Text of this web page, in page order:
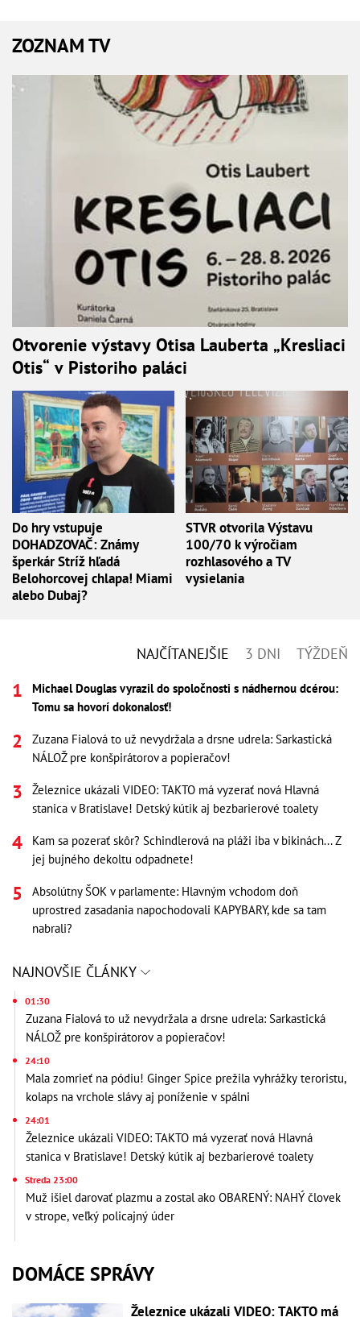
ZOZNAM TV
Otvorenie výstavy Otisa Lauberta „Kresliaci
Otis“ v Pistoriho paláci
Do hry vstupuje
DOHADZOVAČ: Známy
šperkár Stríž hľadá
Belohorcovej chlapa! Miami
alebo Dubaj?
STVR otvorila Výstavu
100/70 k výročiam
rozhlasového a TV
vysielania
NAJČÍTANEJŠIE 3 DNI TÝŽDEŇ
Michael Douglas vyrazil do spoločnosti s nádhernou dcérou:
Tomu sa hovorí dokonalosť!
Zuzana Fialová to už nevydržala a drsne udrela: Sarkastická
NÁLOŽ pre konšpirátorov a popieračov!
Železnice ukázali VIDEO: TAKTO má vyzerať nová Hlavná
stanica v Bratislave! Detský kútik aj bezbarierové toalety
Kam sa pozerať skôr? Schindlerová na pláži iba v bikinách... Z
jej bujného dekoltu odpadnete!
Absolútny ŠOK v parlamente: Hlavným vchodom doň
uprostred zasadania napochodovali KAPYBARY, kde sa tam
nabrali?
NAJNOVŠIE ČLÁNKY
01:30
Zuzana Fialová to už nevydržala a drsne udrela: Sarkastická
NÁLOŽ pre konšpirátorov a popieračov!
24:10
Mala zomrieť na pódiu! Ginger Spice prežila vyhrážky teroristu,
kolaps na vrchole slávy aj poníženie v spálni
24:01
Železnice ukázali VIDEO: TAKTO má vyzerať nová Hlavná
stanica v Bratislave! Detský kútik aj bezbarierové toalety
Streda 23:00
Muž išiel darovať plazmu a zostal ako OBARENÝ: NAHÝ človek
v strope, veľký policajný úder
DOMÁCE SPRÁVY
Železnice ukázali VIDEO: TAKTO má